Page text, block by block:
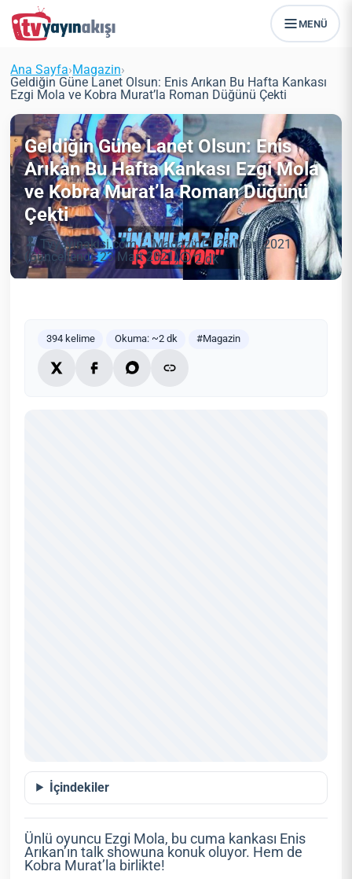
MENÜ
Ana Sayfa›Magazin›
Geldiğin Güne Lanet Olsun: Enis Arıkan Bu Hafta Kankası
Ezgi Mola ve Kobra Murat’la Roman Düğünü Çekti
Geldiğin Güne Lanet Olsun: Enis
Arıkan Bu Hafta Kankası Ezgi Mola
ve Kobra Murat’la Roman Düğünü
Çekti
Tvyayinakisi.com Magazin
23 Mart 2021
(Güncellendi: 23 Mart 2021)
2 dk
394 kelime Okuma: ~2 dk #Magazin
İçindekiler
Ünlü oyuncu Ezgi Mola, bu cuma kankası Enis
Arıkan’ın talk showuna konuk oluyor. Hem de
Kobra Murat’la birlikte!